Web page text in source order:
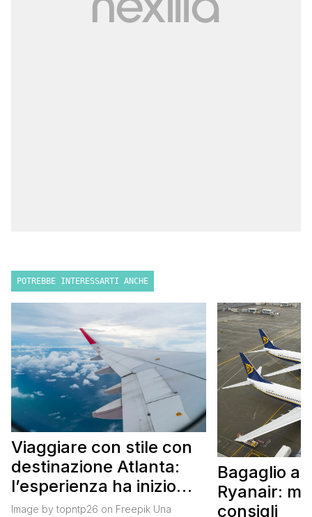
POTREBBE INTERESSARTI ANCHE
Viaggiare con stile con
destinazione Atlanta:
l’esperienza ha inizio
con un volo Air France
Image by topntp26 on Freepik Una
Bagaglio a
Ryanair:
consigli